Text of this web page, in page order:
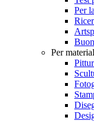
Per
Per